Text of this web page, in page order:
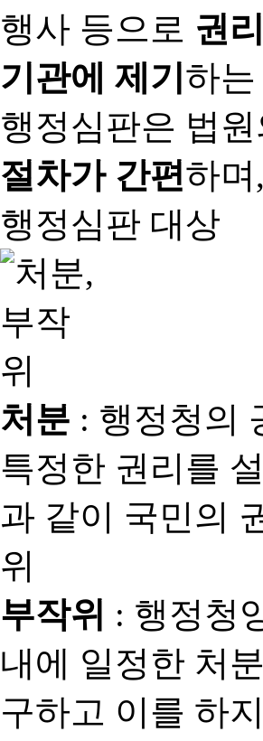
행사 등으로 권
기관에 제기하
행정심판은 법
절차가 간편하
행정심판 대상
처분 : 행정청의
특정한 권리를
과 같이 국민의
위
부작위 : 행정청
내에 일정한 처
구하고 이를 하